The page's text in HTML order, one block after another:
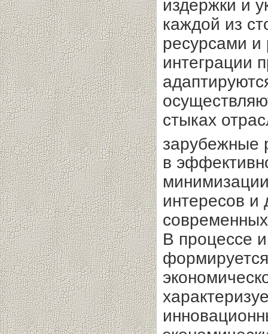
издержки и
каждой из
ресурсами и
интеграции
стыках
зарубежные
в
интересов и
В процессе